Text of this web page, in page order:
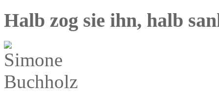
Halb zog sie ihn, halb